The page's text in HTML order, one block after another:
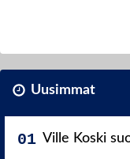
Uusimmat
Ville Koski